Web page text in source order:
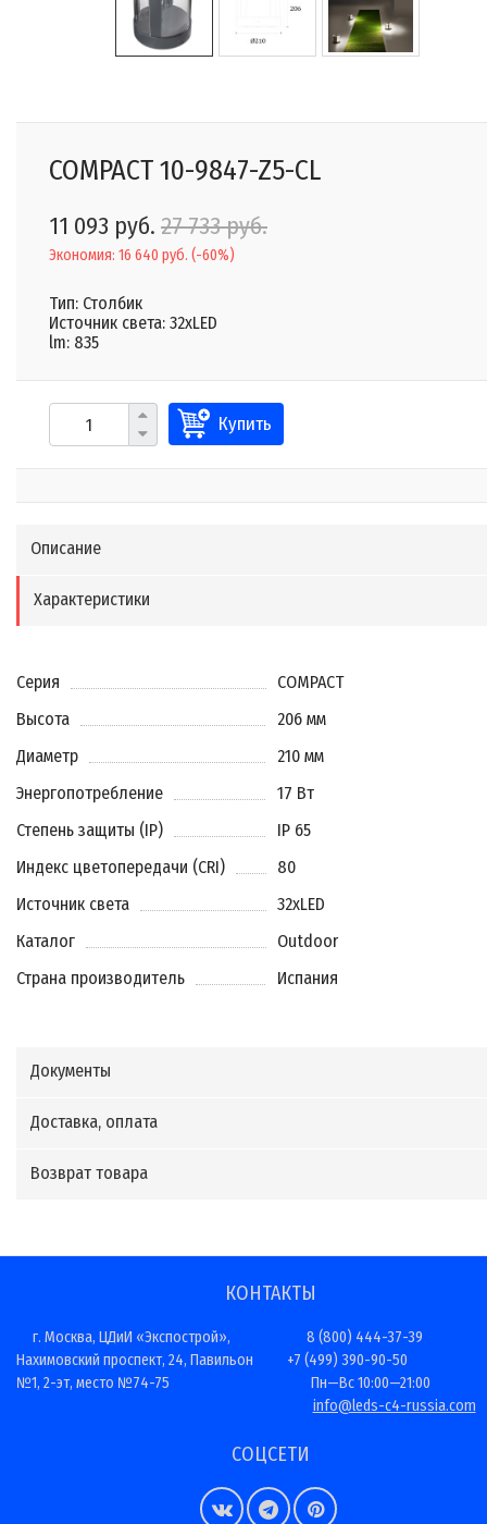
COMPACT 10-9847-Z5-CL
11 093 руб. 27 733 руб.
Экономия: 16 640 руб. (-60%)
Тип: Столбик
Источник света: 32xLED
lm: 835
Купить
Описание
Характеристики
Серия
COMPACT
Высота
206 мм
Диаметр
210 мм
Энергопотребление
17 Вт
Степень защиты (IP)
IP 65
Индекс цветопередачи (CRI)
80
Источник света
32xLED
Каталог
Outdoor
Страна производитель
Испания
Документы
Доставка, оплата
Возврат товара
КОНТАКТЫ
г. Москва, ЦДиИ «Экспострой»,
Нахимовский проспект, 24, Павильон
№1, 2-эт, место №74-75
8 (800) 444-37-39
+7 (499) 390-90-50
Пн—Вс 10:00—21:00
info@leds-c4-russia.com
СОЦСЕТИ